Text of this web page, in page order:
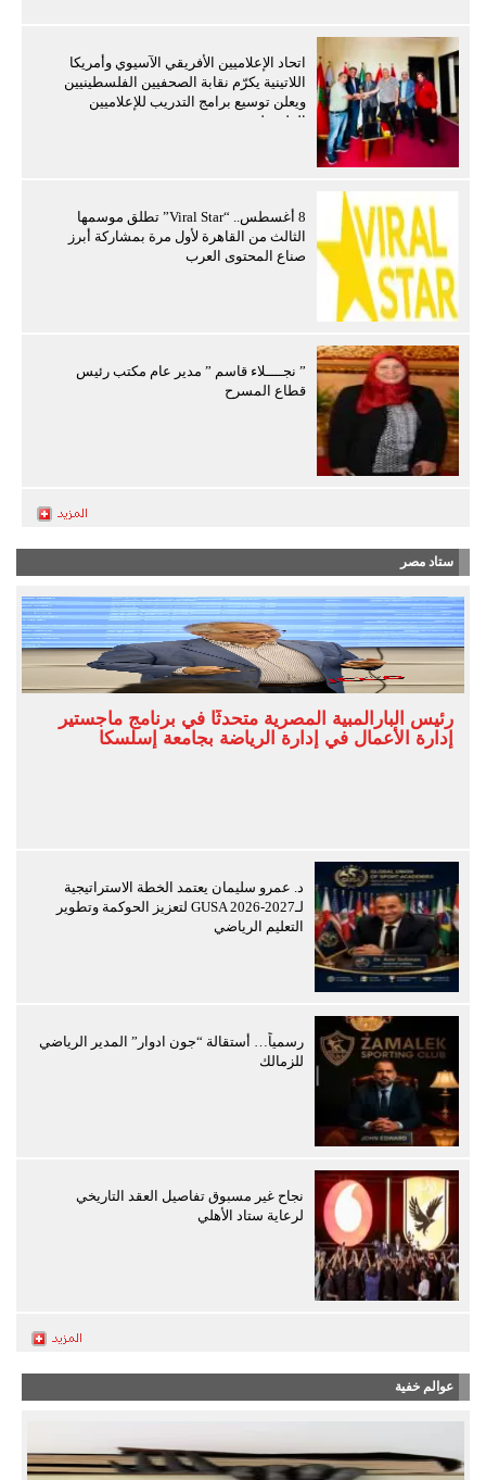
اتحاد الإعلاميين الأفريقي الآسيوي وأمريكا
اللاتينية يكرّم نقابة الصحفيين الفلسطينيين
ويعلن توسيع برامج التدريب للإعلاميين
الفلسطينيين
8 أغسطس.. “Viral Star” تطلق موسمها
الثالث من القاهرة لأول مرة بمشاركة أبرز
صناع المحتوى العرب
” نجــــلاء قاسم ” مدير عام مكتب رئيس
قطاع المسرح
ستاد مصر
رئيس البارالمبية المصرية متحدثًا في برنامج ماجستير
إدارة الأعمال في إدارة الرياضة بجامعة إسلسكا
د. عمرو سليمان يعتمد الخطة الاستراتيجية
لـGUSA 2026-2027 لتعزيز الحوكمة وتطوير
التعليم الرياضي
رسمياً… أستقالة “جون ادوار” المدير الرياضي
للزمالك
نجاح غير مسبوق تفاصيل العقد التاريخي
لرعاية ستاد الأهلي
عوالم خفية